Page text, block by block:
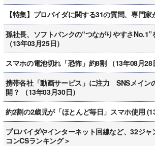
【特集】プロバイダに関する31の質問、専門家
孫社長、ソフトバンクの“つながりやすさ
（13年03月25日）
スマホの電池切れ「恐怖」約8割 （13年08月28
携帯各社「動画サービス」に注力 SNSメイン
開？ （13年03月30日）
約2割の2歳児が「ほとんど毎日」スマホ使用
プロバイダやインターネット回線など、32ジャ
コンCSランキング＞